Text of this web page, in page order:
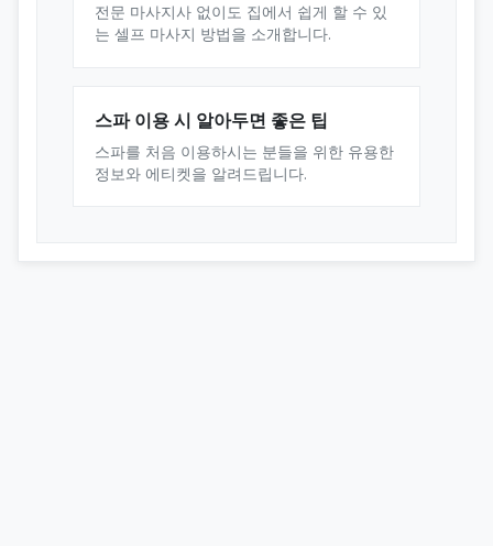
전문 마사지사 없이도 집에서 쉽게 할 수 있
는 셀프 마사지 방법을 소개합니다.
스파 이용 시 알아두면 좋은 팁
스파를 처음 이용하시는 분들을 위한 유용한
정보와 에티켓을 알려드립니다.